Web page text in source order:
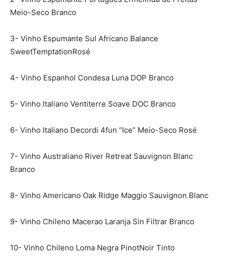
Meio-Seco Branco
3- Vinho Espumante Sul Africano Balance
SweetTemptationRosé
4- Vinho Espanhol Condesa Luna DOP Branco
5- Vinho Italiano Ventiterre Soave DOC Branco
6- Vinho Italiano Decordi 4fun “Ice” Meio-Seco Rosé
7- Vinho Australiano River Retreat Sauvignon Blanc
Branco
8- Vinho Americano Oak Ridge Maggio Sauvignon Blanc
9- Vinho Chileno Macerao Laranja Sin Filtrar Branco
10- Vinho Chileno Loma Negra PinotNoir Tinto